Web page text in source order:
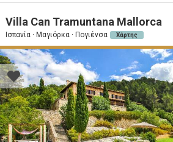
Villa Can Tramuntana Mallorca
Ισπανία · Μαγιόρκα · Πογιένσα Χάρτης